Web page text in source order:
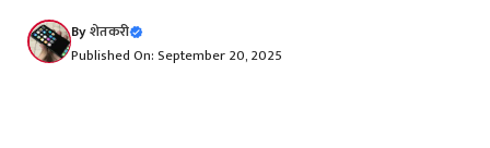
Byशेतकरी
Published On: September 20, 2025